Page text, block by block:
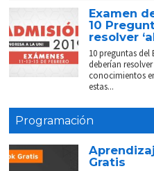
Examen
10
resolver
10 preguntas del
deberían
conocimientos
estas...
Programación
Gratis